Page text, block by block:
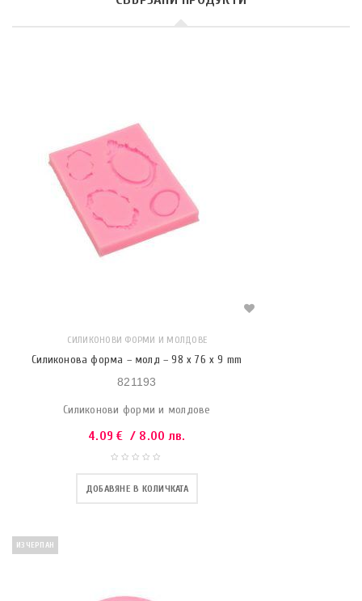
СИЛИКОНОВИ ФОРМИ И МОЛДОВЕ
Силиконова форма – молд – 98 x 76 x 9 mm
821193
Силиконови форми и молдове
4.09€ / 8.00 лв.
ДОБАВЯНЕ В КОЛИЧКАТА
ИЗЧЕРПАН